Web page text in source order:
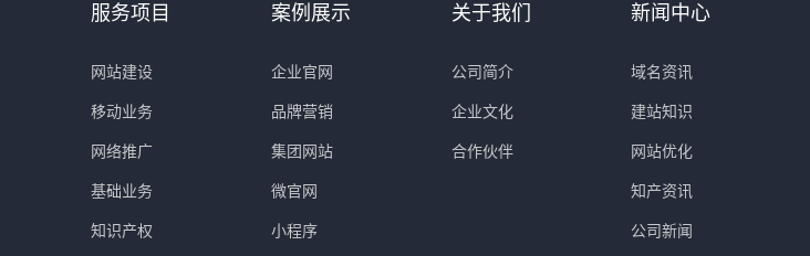
服务项目
网站建设
移动业务
网络推广
基础业务
知识产权
案例展示
企业官网
品牌营销
集团网站
微官网
小程序
关于我们
公司简介
企业文化
合作伙伴
新闻中心
域名资讯
建站知识
网站优化
知产资讯
公司新闻